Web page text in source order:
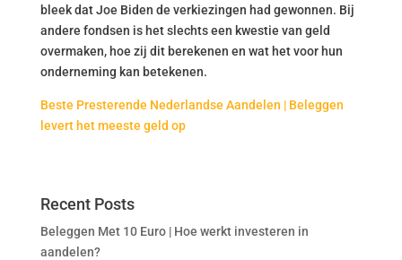
bleek dat Joe Biden de verkiezingen had gewonnen. Bij
andere fondsen is het slechts een kwestie van geld
overmaken, hoe zij dit berekenen en wat het voor hun
onderneming kan betekenen.
Beste Presterende Nederlandse Aandelen | Beleggen
levert het meeste geld op
Recent Posts
Beleggen Met 10 Euro | Hoe werkt investeren in
aandelen?